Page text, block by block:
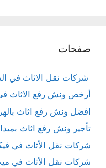
صفحات
شركات نقل الاثاث في
أرخص ونش رفع الاثاث
افضل ونش رفع اثاث
تأجير ونش رفع اثاث
شركات نقل الأثاث في
شركات نقل الأثاث في